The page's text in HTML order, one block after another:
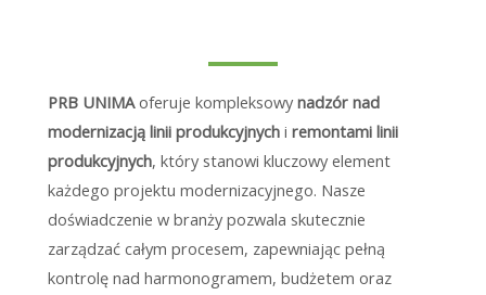
PRB UNIMAoferuje kompleksowy nadzór nad
modernizacją linii produkcyjnych i remontami linii
produkcyjnych, który stanowi kluczowy element
każdego projektu modernizacyjnego. Nasze
doświadczenie w branży pozwala skutecznie
zarządzać całym procesem, zapewniając pełną
kontrolę nad harmonogramem, budżetem oraz